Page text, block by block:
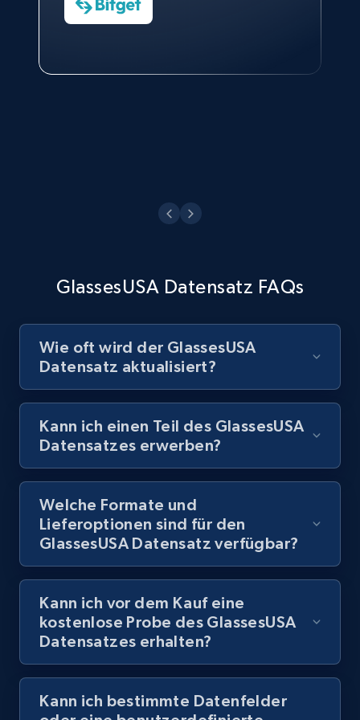
Charmagne Cruz
Philippines Inc.
GlassesUSA Datensatz FAQs
Wie oft wird der GlassesUSA
Datensatz aktualisiert?
Kann ich einen Teil des GlassesUSA
Datensatzes erwerben?
Welche Formate und
Lieferoptionen sind für den
GlassesUSA Datensatz verfügbar?
Kann ich vor dem Kauf eine
kostenlose Probe des GlassesUSA
Datensatzes erhalten?
Kann ich bestimmte Datenfelder